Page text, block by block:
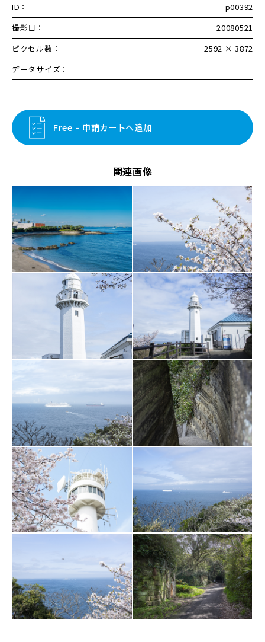
ID：
p00392
撮影日：
20080521
ピクセル数：
2592 × 3872
データサイズ：
Free – 申請カートへ追加
関連画像